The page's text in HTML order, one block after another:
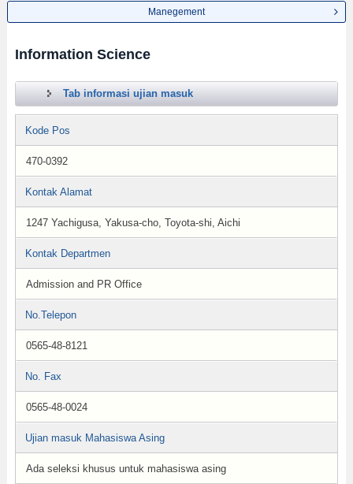
Manegement
Information Science
Tab informasi ujian masuk
Kode Pos
470-0392
Kontak Alamat
1247 Yachigusa, Yakusa-cho, Toyota-shi, Aichi
Kontak Departmen
Admission and PR Office
No.Telepon
0565-48-8121
No. Fax
0565-48-0024
Ujian masuk Mahasiswa Asing
Ada seleksi khusus untuk mahasiswa asing